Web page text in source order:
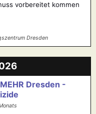
vorbereitet kommen
Dresden
Dresden -